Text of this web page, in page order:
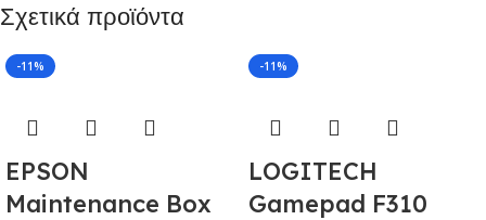
Σχετικά προϊόντα
-11%
EPSON
Maintenance Box
-11%
LOGITECH
Gamepad F310